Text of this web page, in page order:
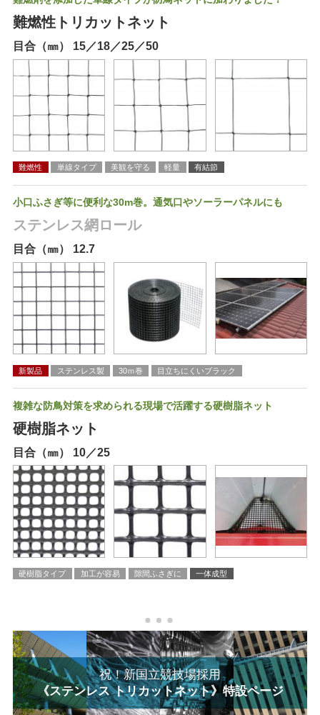
難燃性トリカットネット
目合（㎜） 15／18／25／50
難燃性 単線タイプ 美観を守る 軽量 有結節
小口ふさぎ等に便利な30m巻。通気口やソーラーパネルにも
ステンレス網ロール
目合（㎜） 12.7
新製品 ステンレス製 30ｍ巻 目立ちにくいブラック
複雑な防鳥対策を求められる現場で活躍する硬樹脂ネット
硬樹脂ネット
目合（㎜） 10／25
硬樹脂タイプ 加工が容易 隙間ふさぎに 一体成型
祝！新国立競技場採用
《ステンレス トリカットネット》特設ページ